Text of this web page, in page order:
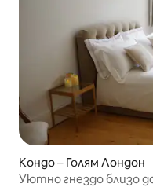
Кондо – Голям Лондон
Уютно гнездо близо